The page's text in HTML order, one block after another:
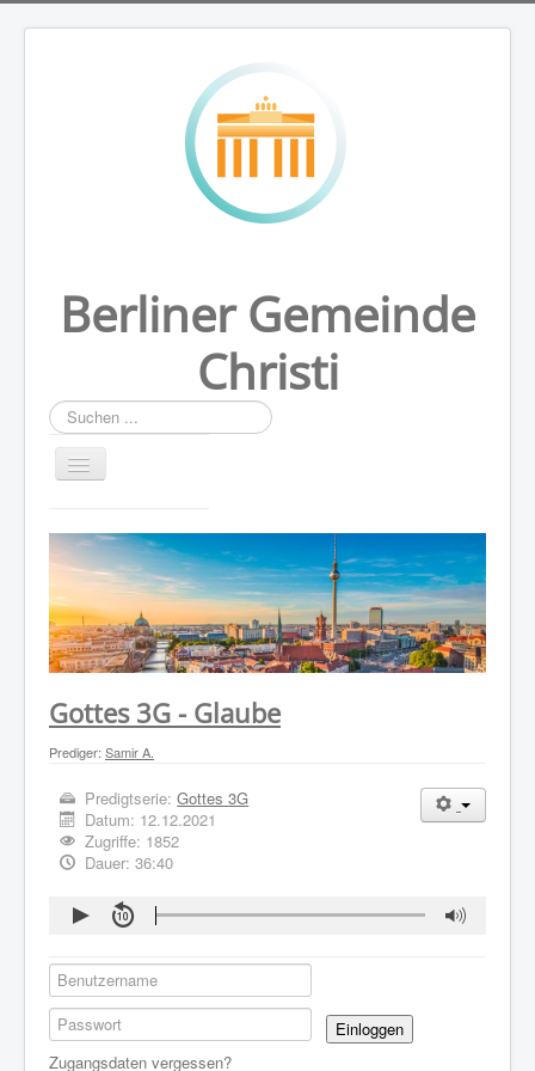
Berliner Gemeinde
Christi
Suchen
...
WER WIR SIND
GOTTESDIENST
PREDIGTEN
KONTAKT
Gottes 3G - Glaube
Prediger: Samir A.
Predigtserie:Gottes 3G
Datum: 12.12.2021
Zugriffe: 1852
Dauer: 36:40
Einloggen
Zugangsdaten vergessen?